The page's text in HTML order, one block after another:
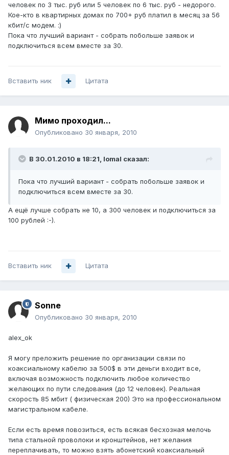
человек по 3 тыс. руб или 5 человек по 6 тыс. руб - недорого.
Кое-кто в квартирных домах по 700+ руб платил в месяц за 56
кбит/с модем. :)
Пока что лучший вариант - собрать побольше заявок и
подключиться всем вместе за 30.
Вставить ник Цитата
Мимо проходил...
Опубликовано 30 января, 2010
В 30.01.2010 в 18:21, lomal сказал:
Пока что лучший вариант - собрать побольше заявок и
подключиться всем вместе за 30.
А ещё лучше собрать не 10, а 300 человек и подключиться за
100 рублей :-).
Вставить ник Цитата
Sonne
Опубликовано 30 января, 2010
alex_ok
Я могу преложить решение по организации связи по
коаксиальному кабелю за 500$ в эти деньги входит все,
включая возможность подключить любое количество
желающих по пути следования (до 12 человек). Реальная
скорость 85 мбит ( физическая 200) Это на профессиональном
магистральном кабеле.
Если есть время повозиться, есть всякая бесхозная мелочь
типа стальной проволоки и кронштейнов, нет желания
переплачивать, то можно взять абонетский коаксиальный